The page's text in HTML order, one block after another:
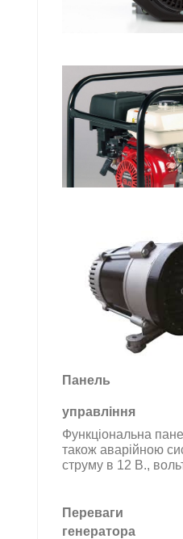
Панель
управління
Функціональна
також аварійною
струму в 12 В.,
Переваги
генератора